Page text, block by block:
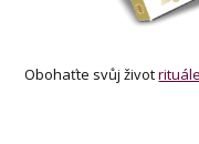
Obohaťte svůj život